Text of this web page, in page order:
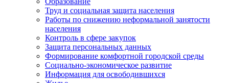
Труд и социальная защита населения
Работы по снижению неформальной занятости
населения
Контроль в сфере закупок
Защита персональных данных
Формирование комфортной городской среды
Социально-экономическое развитие
Информация для освободившихся